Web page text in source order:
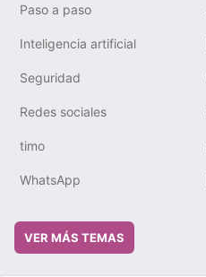
Paso a paso
Inteligencia artificial
Seguridad
Redes sociales
timo
WhatsApp
VER MÁS TEMAS